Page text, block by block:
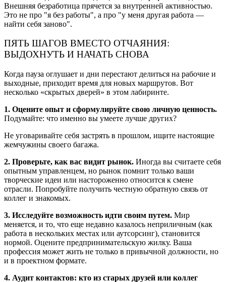
Внешняя безработица прячется за внутренней активностью.
Это не про "я без работы", а про "у меня другая работа —
найти себя заново".
ПЯТЬ ШАГОВ ВМЕСТО ОТЧАЯНИЯ:
ВЫДОХНУТЬ И НАЧАТЬ СНОВА
Когда пауза оглушает и дни перестают делиться на рабочие и
выходные, приходит время для новых маршрутов. Вот
несколько «скрытых дверей» в этом лабиринте.
1. Оцените опыт и сформулируйте свою личную ценность.
Подумайте: что именно вы умеете лучше других?
Не уговаривайте себя застрять в прошлом, ищите настоящие
жемчужины своего багажа.
2. Проверьте, как вас видит рынок. Иногда вы считаете себя
опытным управленцем, но рынок помнит только ваши
творческие идеи или настороженно относится к смене
отрасли. Попробуйте получить честную обратную связь от
коллег и знакомых.
3. Исследуйте возможность идти своим путем. Мир
меняется, и то, что еще недавно казалось неприличным (как
работа в нескольких местах или аутсорсинг), становится
нормой. Оцените предпринимательскую жилку. Ваша
профессия может жить не только в привычной должности, но
и в проектном формате.
4. Аудит контактов: кто из старых друзей или коллег